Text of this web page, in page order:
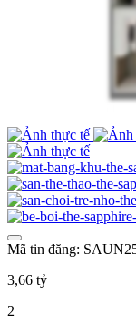
Mã tin đăng:
3,66 tỷ
2